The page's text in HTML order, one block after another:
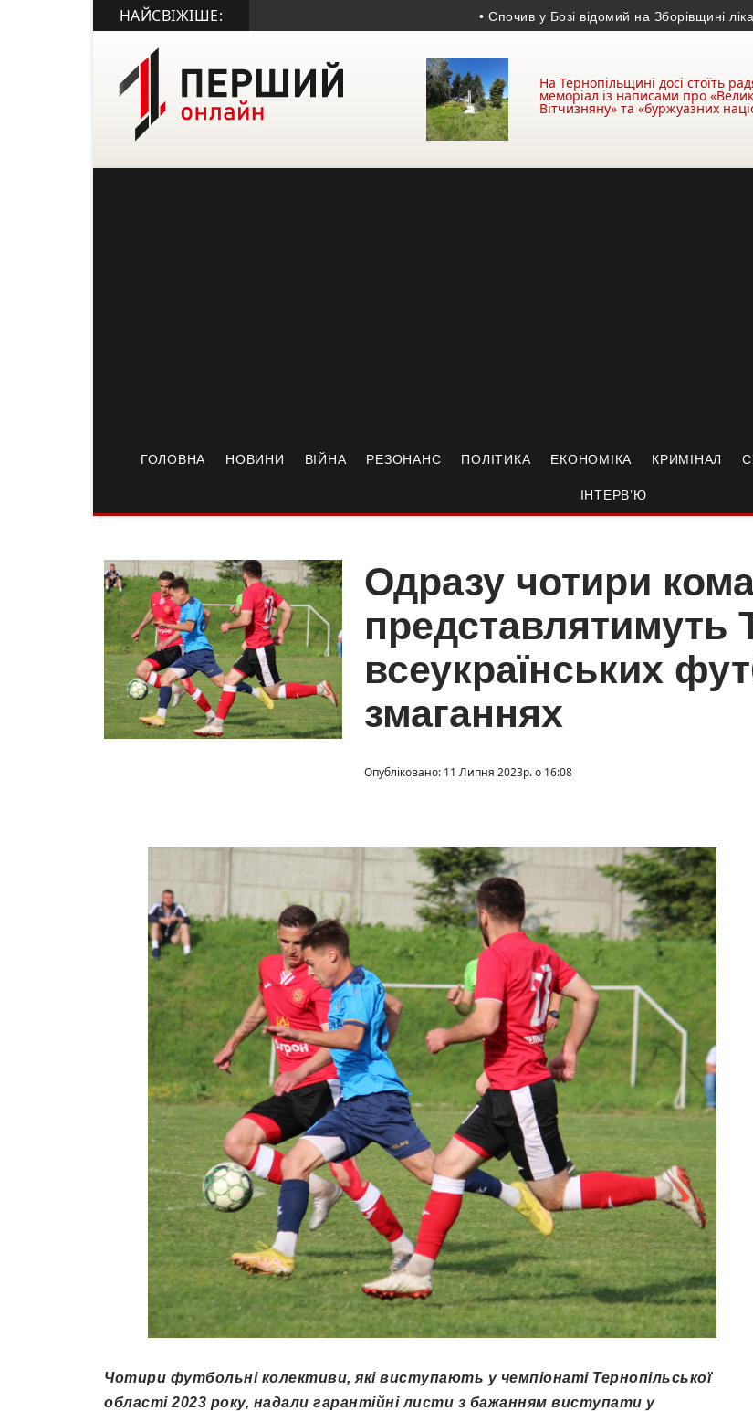
НАЙСВІЖІШЕ: • Спочив у Бозі відомий на Зборівщині лікар • У
На Тернопільщині досі стоїть
меморіал із написами про
Вітчизняну» та «буржуазних
ГОЛОВНА НОВИНИ ВІЙНА РЕЗОНАНС ПОЛІТИКА ЕКОНОМІКА КРИМІНАЛ
ІНТЕРВ’Ю
Одразу чотири
представлятимуть
всеукраїнських
змаганнях
Опубліковано: 11 Липня 2023р. о 16:08
Чотири футбольні колективи, які виступають у чемпіонаті Тернопільської
області 2023 року, надали гарантійні листи з бажанням виступати у